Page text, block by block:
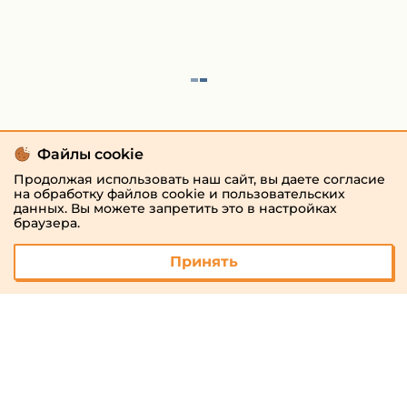
Файлы cookie
Продолжая использовать наш сайт, вы даете согласие
на обработку файлов cookie и пользовательских
данных. Вы можете запретить это в настройках
браузера.
Принять